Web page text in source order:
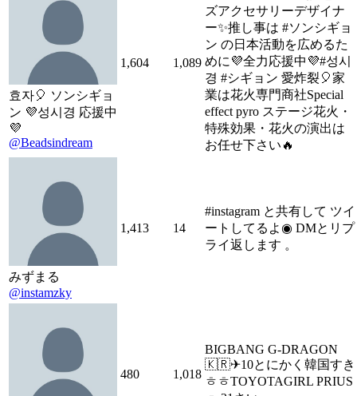
효자🎈 ソンシギョ
ン 💜성시경 応援中
💜
@Beadsindream
1,604 1,089
ズアクセサリーデザイナ
ー✨推し事は #ソンシギョ
ン の日本活動を広めるた
めに💜全力応援中💜#성시
경 #シギョン 愛炸裂🎈家
業は花火専門商社Special
effect pyro ステージ花火・
特殊効果・花火の演出は
お任せ下さい🔥
みずまる
@instamzky
1,413 14
#instagram と共有して ツイ
ートしてるよ◉ DMとリプ
ライ返します 。
480 1,018
BIGBANG G-DRAGON
🇰🇷✈︎10とにかく韓国すき
ㅎㅎTOYOTAGIRL PRIUS